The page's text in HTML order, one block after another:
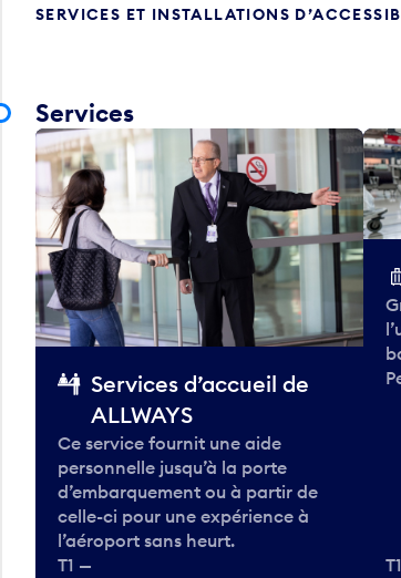
SERVICES ET INSTALLATIONS
Services
Services d’accueil de
ALLWAYS
Ce service fournit une aide
personnelle jusqu’à la porte
d’embarquement ou à partir de
celle-ci pour une expérience à
l’aéroport sans heurt.
T1 —